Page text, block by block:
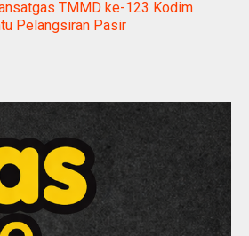
TMMD ke-123 Kodim
Pelangsiran Pasir